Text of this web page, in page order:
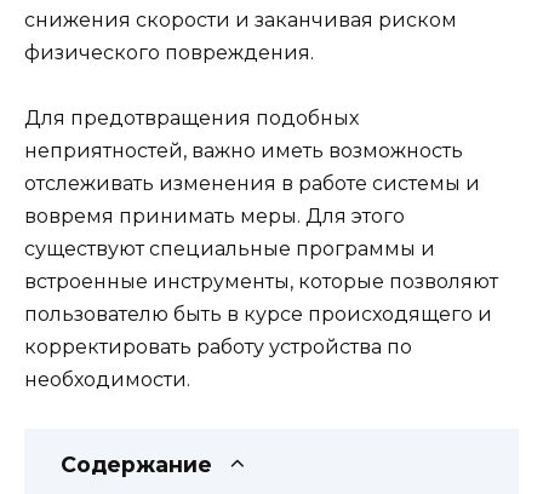
снижения скорости и заканчивая риском
физического повреждения.
Для предотвращения подобных
неприятностей, важно иметь возможность
отслеживать изменения в работе системы и
вовремя принимать меры. Для этого
существуют специальные программы и
встроенные инструменты, которые позволяют
пользователю быть в курсе происходящего и
корректировать работу устройства по
необходимости.
Содержание